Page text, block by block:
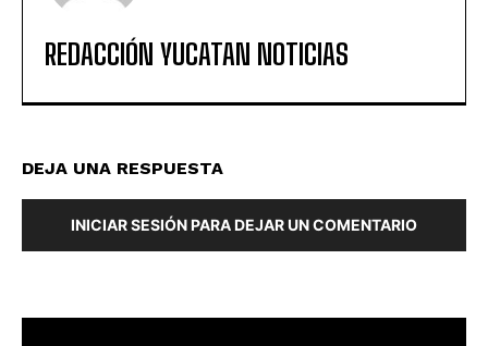
REDACCIÓN YUCATAN NOTICIAS
DEJA UNA RESPUESTA
INICIAR SESIÓN PARA DEJAR UN COMENTARIO